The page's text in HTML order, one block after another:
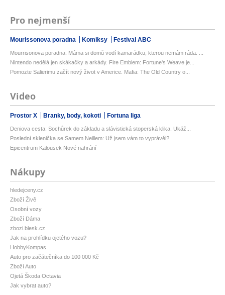
Pro nejmenší
Mourissonova poradna Komiksy Festival ABC
Mourrisonova poradna: Máma si domů vodí kamarádku, kterou nemám ráda. ...
Nintendo nedělá jen skákačky a arkády. Fire Emblem: Fortune's Weave je...
Pomozte Salierimu začít nový život v Americe. Mafia: The Old Country o...
Video
Prostor X Branky, body, kokoti Fortuna liga
Deniova cesta: Sochůrek do základu a slávistická stoperská klika. Ukáž...
Poslední sklenička se Samem Neillem: Už jsem vám to vyprávěl?
Epicentrum Kalousek Nové nahrání
Nákupy
hledejceny.cz
Zboží Živě
Osobní vozy
Zboží Dáma
zbozi.blesk.cz
Jak na prohlídku ojetého vozu?
HobbyKompas
Auto pro začátečníka do 100 000 Kč
Zboží Auto
Ojetá Škoda Octavia
Jak vybrat auto?